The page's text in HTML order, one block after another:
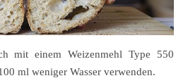
mit einem Weizenmehl Type 550
ml weniger Wasser verwenden.